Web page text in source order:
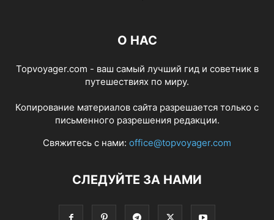
О НАС
Topvoyager.com - ваш самый лучший гид и советник в
путешествиях по миру.
Копирование материалов сайта разрешается только с
письменного разрешения редакции.
Свяжитесь с нами: office@topvoyager.com
СЛЕДУЙТЕ ЗА НАМИ